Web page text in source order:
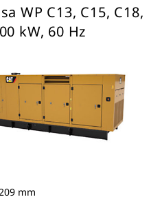
WP C13, C15, C18,
kW, 60 Hz
mm